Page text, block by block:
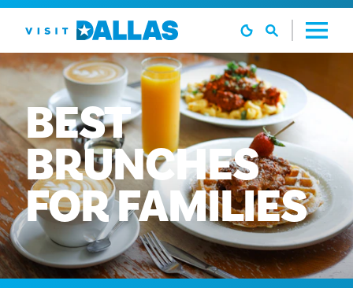
सामग्री पर जाएं
BEST
BRUNCHES
FORFAMILIES